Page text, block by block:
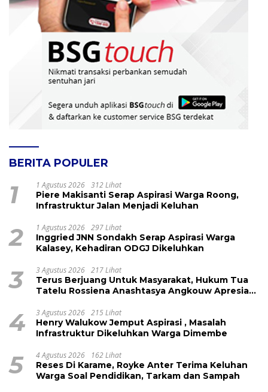
BERITA POPULER
1 1 Agustus 2026 312 Lihat
Piere Makisanti Serap Aspirasi Warga Roong,
Infrastruktur Jalan Menjadi Keluhan
2 1 Agustus 2026 297 Lihat
Inggried JNN Sondakh Serap Aspirasi Warga
Kalasey, Kehadiran ODGJ Dikeluhkan
3 3 Agustus 2026 217 Lihat
Terus Berjuang Untuk Masyarakat, Hukum Tua
Tatelu Rossiena Anashtasya Angkouw Apresiasi
4 3 Agustus 2026 215 Lihat
Henry Walukow Jemput Aspirasi , Masalah
Infrastruktur Dikeluhkan Warga Dimembe
5 4 Agustus 2026 162 Lihat
Reses Di Karame, Royke Anter Terima Keluhan
Warga Soal Pendidikan, Tarkam dan Sampah